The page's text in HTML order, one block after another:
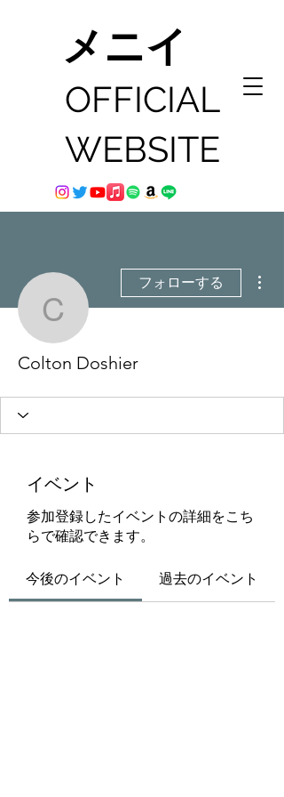
メニイ
OFFICIAL
WEBSITE
Colton Doshier
フォローする
Colton Doshier
イベント
参加登録したイベントの詳細をこち
らで確認できます。
今後のイベント 過去のイベント